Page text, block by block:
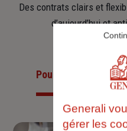
Des contrats clairs et
d’aujourd’hui et
Pour les particuliers
Generali
gérer les